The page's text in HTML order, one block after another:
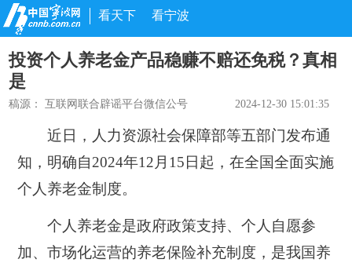
看天下 看宁波
投资个人养老金产品稳赚不赔还免税？真相
是
稿源：互联网联合辟谣平台微信公号 2024-12-30 15:01:35
近日，人力资源社会保障部等五部门发布通
知，明确自2024年12月15日起，在全国全面实施
个人养老金制度。
个人养老金是政府政策支持、个人自愿参
加、市场化运营的养老保险补充制度，是我国养